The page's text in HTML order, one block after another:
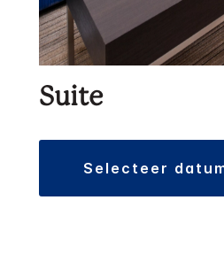
Suite
selecteer